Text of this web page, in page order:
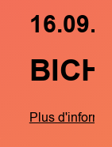
Plus